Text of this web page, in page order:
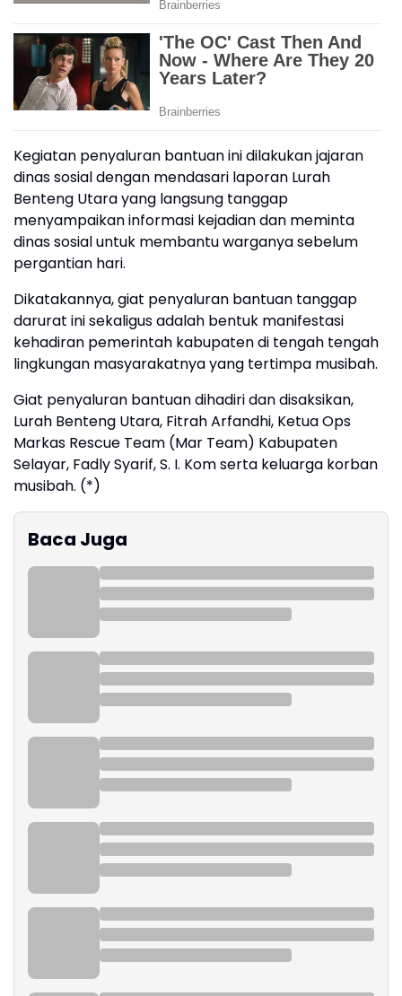
Kegiatan penyaluran bantuan ini dilakukan jajaran
dinas sosial dengan mendasari laporan Lurah
Benteng Utara yang langsung tanggap
menyampaikan informasi kejadian dan meminta
dinas sosial untuk membantu warganya sebelum
pergantian hari.
Dikatakannya, giat penyaluran bantuan tanggap
darurat ini sekaligus adalah bentuk manifestasi
kehadiran pemerintah kabupaten di tengah tengah
lingkungan masyarakatnya yang tertimpa musibah.
Giat penyaluran bantuan dihadiri dan disaksikan,
Lurah Benteng Utara, Fitrah Arfandhi, Ketua Ops
Markas Rescue Team (Mar Team) Kabupaten
Selayar, Fadly Syarif, S. I. Kom serta keluarga korban
musibah. (*)
Baca Juga